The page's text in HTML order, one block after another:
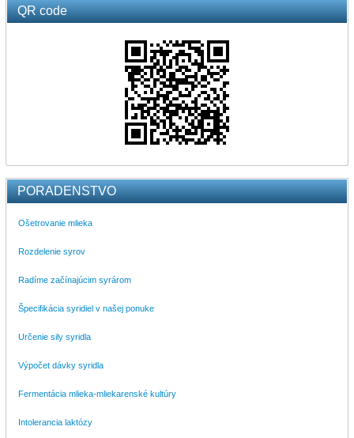
PORADENSTVO
Ošetrovanie mlieka
Rozdelenie syrov
Radíme začínajúcim syrárom
Špecifikácia syridiel v našej ponuke
Určenie sily syridla
Výpočet dávky syridla
Fermentácia mlieka-mliekarenské kultúry
Intolerancia laktózy
QR code